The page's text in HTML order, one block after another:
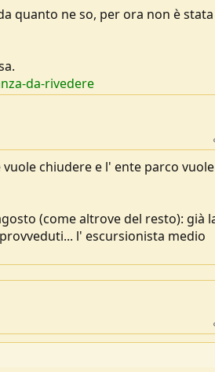
quanto ne so, per ora non è stata
da-rivedere
chiudere e l' ente parco vuole
(come altrove del resto): già
l' escursionista medio